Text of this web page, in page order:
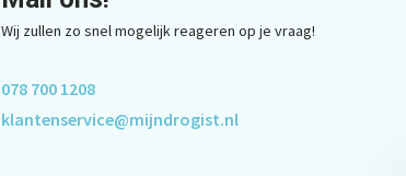
Wij zullen zo snel mogelijk reageren op je vraag!
078 700 1208
klantenservice@mijndrogist.nl